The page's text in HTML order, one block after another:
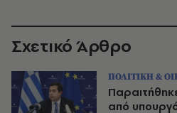
Σχετικό Άρθρο
ΠΟΛΙΤΙΚΗ &
από